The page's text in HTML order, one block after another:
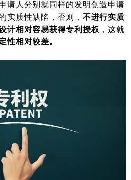
请人分别就同样的发明创造申请
实质性缺陷，否则， 不进行实质
计相对容易获得专利授权 ，这就
性相对较差。